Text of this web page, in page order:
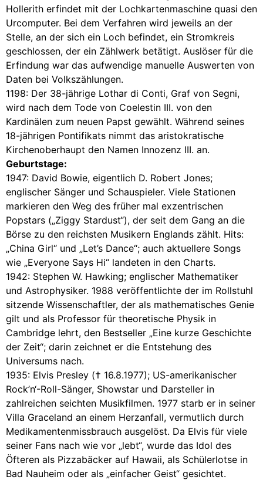
Hollerith erfindet mit der Lochkartenmaschine quasi den
Urcomputer. Bei dem Verfahren wird jeweils an der
Stelle, an der sich ein Loch befindet, ein Stromkreis
geschlossen, der ein Zählwerk betätigt. Auslöser für die
Erfindung war das aufwendige manuelle Auswerten von
Daten bei Volkszählungen.
1198: Der 38-jährige Lothar di Conti, Graf von Segni,
wird nach dem Tode von Coelestin III. von den
Kardinälen zum neuen Papst gewählt. Während seines
18-jährigen Pontifikats nimmt das aristokratische
Kirchenoberhaupt den Namen Innozenz III. an.
Geburtstage:
1947: David Bowie, eigentlich D. Robert Jones;
englischer Sänger und Schauspieler. Viele Stationen
markieren den Weg des früher mal exzentrischen
Popstars („Ziggy Stardust“), der seit dem Gang an die
Börse zu den reichsten Musikern Englands zählt. Hits:
„China Girl“ und „Let’s Dance“; auch aktuellere Songs
wie „Everyone Says Hi“ landeten in den Charts.
1942: Stephen W. Hawking; englischer Mathematiker
und Astrophysiker. 1988 veröffentlichte der im Rollstuhl
sitzende Wissenschaftler, der als mathematisches Genie
gilt und als Professor für theoretische Physik in
Cambridge lehrt, den Bestseller „Eine kurze Geschichte
der Zeit“; darin zeichnet er die Entstehung des
Universums nach.
1935: Elvis Presley († 16.8.1977); US-amerikanischer
Rock’n‘-Roll-Sänger, Showstar und Darsteller in
zahlreichen seichten Musikfilmen. 1977 starb er in seiner
Villa Graceland an einem Herzanfall, vermutlich durch
Medikamentenmissbrauch ausgelöst. Da Elvis für viele
seiner Fans nach wie vor „lebt“, wurde das Idol des
Öfteren als Pizzabäcker auf Hawaii, als Schülerlotse in
Bad Nauheim oder als „einfacher Geist“ gesichtet.